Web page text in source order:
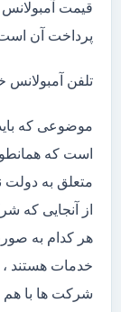
قیمت
پرداخت آن
تلفن
موضوعی که
است که
متعلق به
از آنجایی که
هر کدام به
خدمات هستند
شرکت ها با